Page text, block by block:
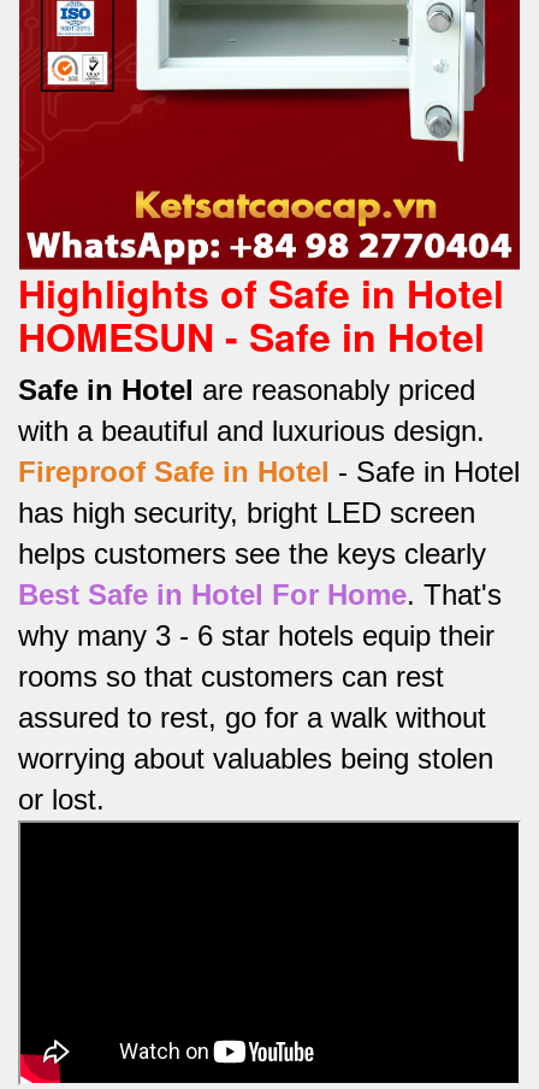
Highlights of Safe in Hotel
HOMESUN - Safe in Hotel
Safe in Hotel are reasonably priced
with a beautiful and luxurious design.
Fireproof Safe in Hotel - Safe in Hotel
has high security, bright LED screen
helps customers see the keys clearly
Best Safe in Hotel For Home. That's
why many 3 - 6 star hotels equip their
rooms so that customers can rest
assured to rest, go for a walk without
worrying about valuables being stolen
or lost.